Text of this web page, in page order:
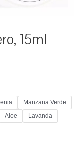
15ml
Manzana Verde
Aloe
Lavanda